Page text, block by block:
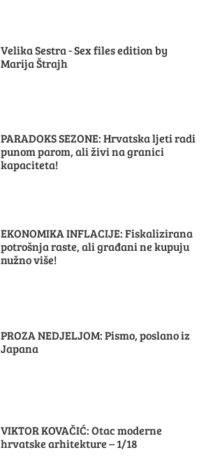
Velika Sestra - Sex files edition by
Marija Štrajh
PARADOKS SEZONE: Hrvatska ljeti radi
punom parom, ali živi na granici
kapaciteta!
EKONOMIKA INFLACIJE: Fiskalizirana
potrošnja raste, ali građani ne kupuju
nužno više!
PROZA NEDJELJOM: Pismo, poslano iz
Japana
VIKTOR KOVAČIĆ: Otac moderne
hrvatske arhitekture – 1/18